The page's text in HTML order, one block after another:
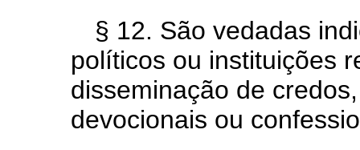
§ 12. São vedadas
políticos ou instituições
disseminação de
devocionais ou